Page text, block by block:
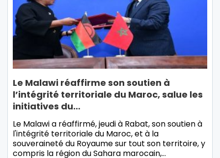
Le Malawi réaffirme son soutien à
l’intégrité territoriale du Maroc, salue les
initiatives du…
Le Malawi a réaffirmé, jeudi à Rabat, son soutien à
l'intégrité territoriale du Maroc, et à la
souveraineté du Royaume sur tout son territoire, y
compris la région du Sahara marocain,…